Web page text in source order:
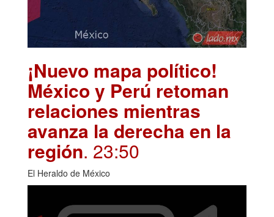
¡Nuevo mapa político!
México y Perú retoman
relaciones mientras
avanza la derecha en la
región. 23:50
El Heraldo de México